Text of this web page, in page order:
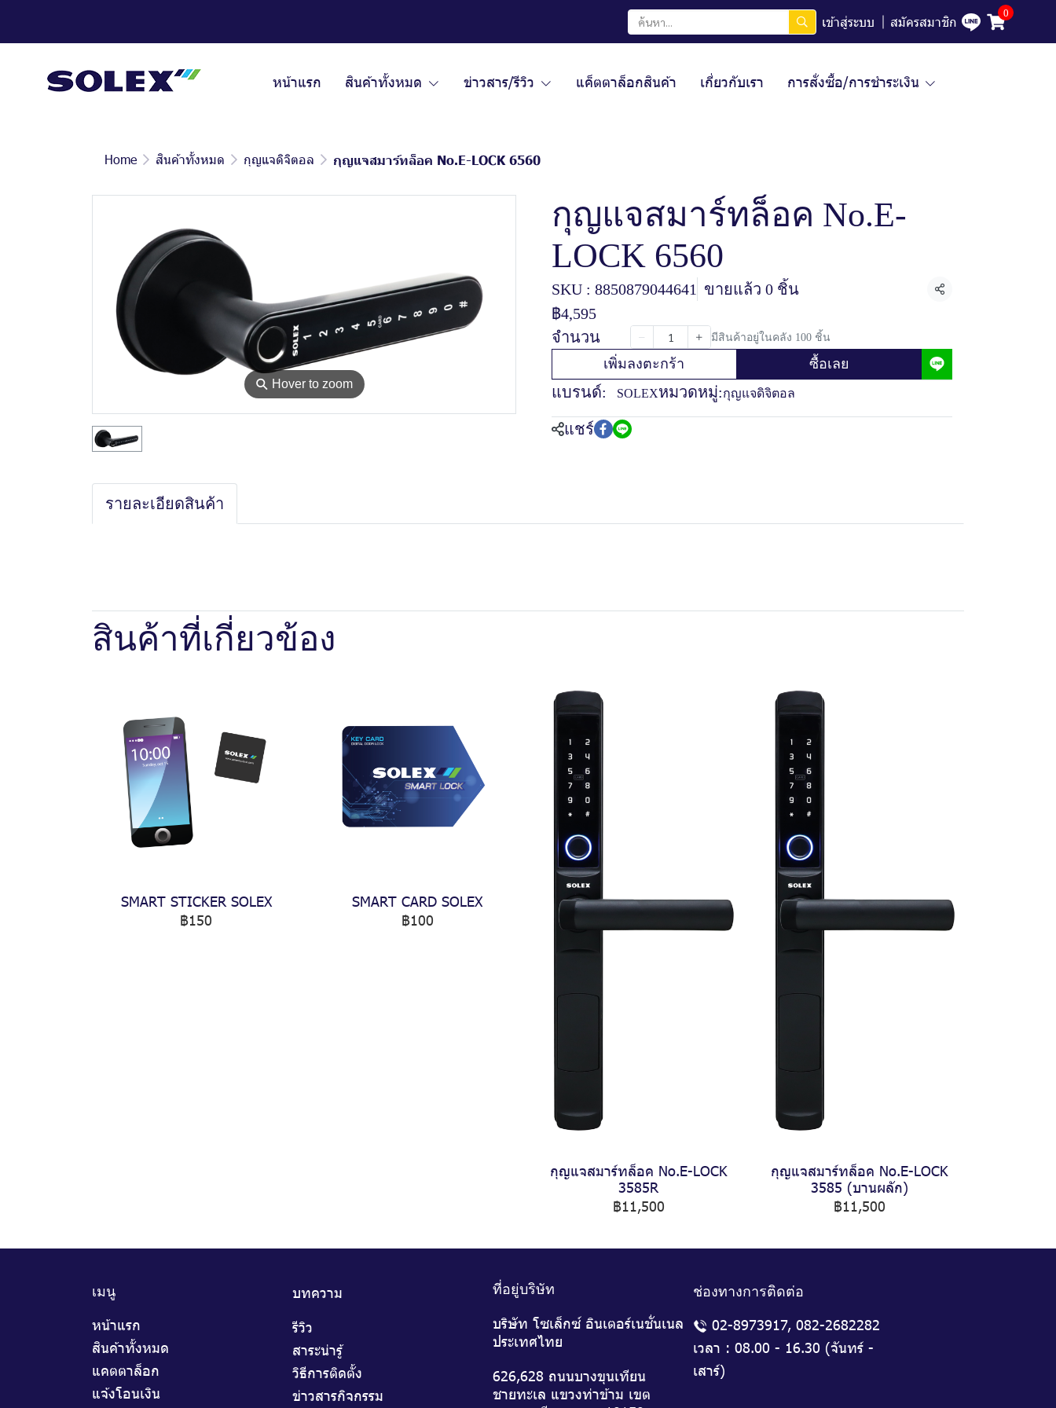
เข้าสู่ระบบ สมัครสมาชิก
0
หน้าแรก สินค้าทั้งหมด ข่าวสาร/รีวิว แค็ตตาล็อกสินค้า เกี่ยวกับเรา การสั่งซื้อ/การชำระเงิน
Home สินค้าทั้งหมด กุญแจดิจิตอล กุญแจสมาร์ทล็อค No.E-LOCK 6560
⚲ Hover to zoom
กุญแจสมาร์ทล็อค No.E-
LOCK 6560
SKU : 8850879044641 ขายแล้ว 0 ชิ้น แชร์
฿4,595
จำนวน
มีสินค้าอยู่ในคลัง 100 ชิ้น
เพิ่มลงตะกร้า ซื้อเลย
แบรนด์: SOLEXหมวดหมู่:กุญแจดิจิตอล
แชร์
รายละเอียดสินค้า
สินค้าที่เกี่ยวข้อง
SMART STICKER SOLEX
฿150
SMART CARD SOLEX
฿100
กุญแจสมาร์ทล็อค No.E-LOCK
3585R
฿11,500
กุญแจสมาร์ทล็อค No.E-LOCK
3585 (บานผลัก)
฿11,500
เมนู
หน้าแรก
สินค้าทั้งหมด
แคตตาล็อก
แจ้งโอนเงิน
บทความ
รีวิว
สาระน่ารู้
วิธีการติดตั้ง
ข่าวสารกิจกรรม
ที่อยู่บริษัท
บริษัท โซเล็กซ์ อินเตอร์เนชั่นเนล
ประเทศไทย
626,628 ถนนบางขุนเทียน
ชายทะเล แขวงท่าข้าม เขต
ช่องทางการติดต่อ
02-8973917, 082-2682282
เวลา : 08.00 - 16.30 (จันทร์ -
เสาร์)